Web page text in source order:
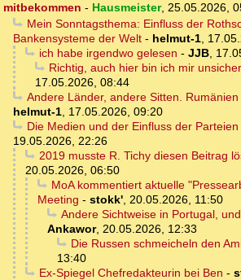
mitbekommen - Hausmeister, 25.05.2026,
Mein Sonntagsthema: Einfluss der
Bankensysteme der Welt - helmut-1,
ich habe irgendwo gelesen - JJB,
Richtig, auch hier bin ich mir unsicher
17.05.2026, 08:44
Andere Länder, andere Sitten.
helmut-1, 17.05.2026, 09:20
Die Medien und der Einfluss der Parteien
19.05.2026, 22:26
2019 musste R. Tichy diesen Beitrag
20.05.2026, 06:50
MoA kommentiert aktuelle
Meeting - stokk', 20.05.2026, 11:50
Andere Sichtweise in Portugal,
Ankawor, 20.05.2026, 12:33
Die Russen schmeicheln den
13:40
Ex-Spiegel Chefredakteurin bei Ben -